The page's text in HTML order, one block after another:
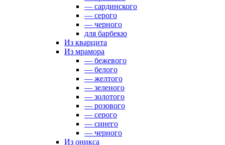
— сардинского
— серого
— черного
для барбекю
Из кварцита
Из мрамора
— бежевого
— белого
— желтого
— зеленого
— золотого
— розового
— серого
— синего
— черного
Из оникса